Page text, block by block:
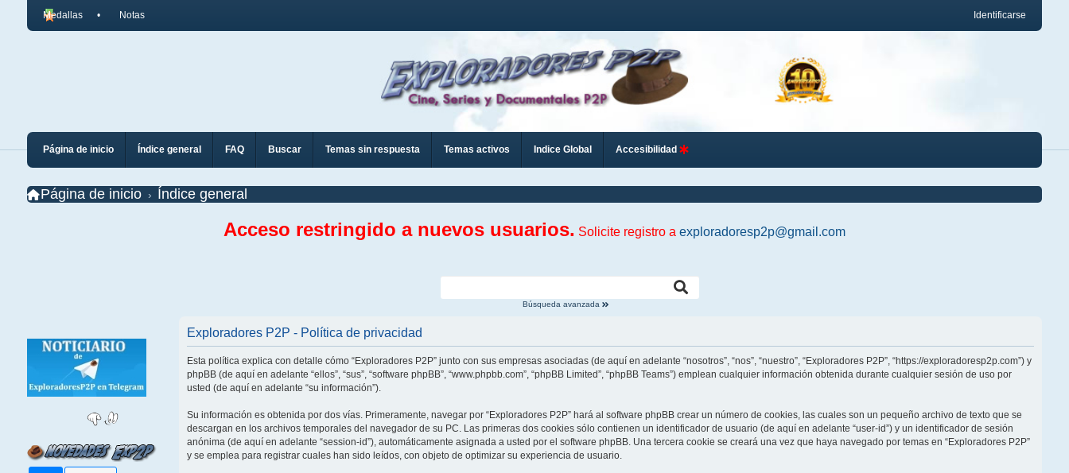
Identificarse
Medallas Notas
Página de inicio Índice general FAQ Buscar Temas sin respuesta Temas activos Indice Global Accesibilidad
Página de inicio Índice general
Acceso restringido a nuevos usuarios. Solicite registro a exploradoresp2p@gmail.com
Búsqueda avanzada
Exploradores P2P - Política de privacidad
Esta política explica con detalle cómo “Exploradores P2P” junto con sus empresas asociadas (de aquí en adelante “nosotros”, “nos”, “nuestro”, “Exploradores P2P”, “https://exploradoresp2p.com”) y
phpBB (de aquí en adelante “ellos”, “sus”, “software phpBB”, “www.phpbb.com”, “phpBB Limited”, “phpBB Teams”) emplean cualquier información obtenida durante cualquier sesión de uso por
usted (de aquí en adelante “su información”).
Su información es obtenida por dos vías. Primeramente, navegar por “Exploradores P2P” hará al software phpBB crear un número de cookies, las cuales son un pequeño archivo de texto que se
descargan en los archivos temporales del navegador de su PC. Las primeras dos cookies sólo contienen un identificador de usuario (de aquí en adelante “user-id”) y un identificador de sesión
anónima (de aquí en adelante “session-id”), automáticamente asignada a usted por el software phpBB. Una tercera cookie se creará una vez que haya navegado por temas en “Exploradores P2P”
y se emplea para registrar cuales han sido leídos, con objeto de optimizar su experiencia de usuario.